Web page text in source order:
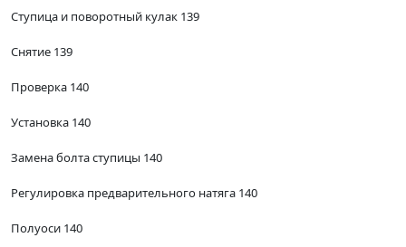
Ступица и поворотный кулак 139
Снятие 139
Проверка 140
Установка 140
Замена болта ступицы 140
Регулировка предварительного натяга 140
Полуоси 140